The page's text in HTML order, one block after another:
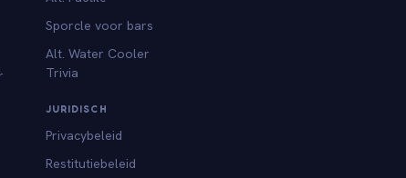
Sporcle voor bars
Alt. Water Cooler
Trivia
JURIDISCH
Privacybeleid
Restitutiebeleid